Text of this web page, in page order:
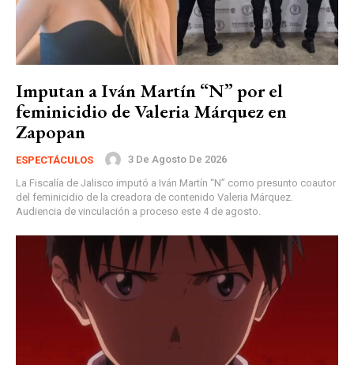
Imputan a Iván Martín “N” por el
feminicidio de Valeria Márquez en
Zapopan
ESPECTÁCULOS
3 De Agosto De 2026
La Fiscalía de Jalisco imputó a Iván Martín “N” como presunto coautor
del feminicidio de la creadora de contenido Valeria Márquez.
Audiencia de vinculación a proceso este 4 de agosto.